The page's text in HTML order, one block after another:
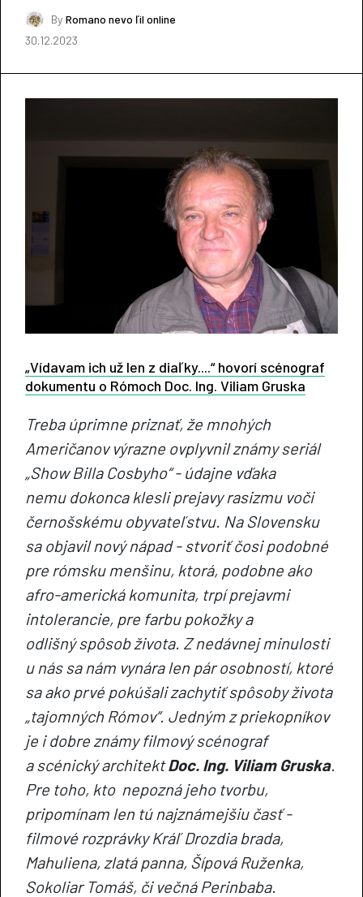
By Romano nevo ľil online
30.12.2023
„Vídavam ich už len z diaľky....“ hovorí scénograf
dokumentu o Rómoch Doc. Ing. Viliam Gruska
Treba úprimne priznať, že mnohých
Američanov výrazne ovplyvnil známy seriál
„Show Billa Cosbyho“ - údajne vďaka
nemu dokonca klesli prejavy rasizmu voči
černošskému obyvateľstvu. Na Slovensku
sa objavil nový nápad - stvoriť čosi podobné
pre rómsku menšinu, ktorá, podobne ako
afro-americká komunita, trpí prejavmi
intolerancie, pre farbu pokožky a
odlišný spôsob života. Z nedávnej minulosti
u nás sa nám vynára len pár osobností, ktoré
sa ako prvé pokúšali zachytiť spôsoby života
„tajomných Rómov“. Jedným z priekopníkov
je i dobre známy filmový scénograf
a scénický architektDoc. Ing. Viliam Gruska.
Pre toho, kto nepozná jeho tvorbu,
pripomínam len tú najznámejšiu časť -
filmové rozprávky Kráľ Drozdia brada,
Mahuliena, zlatá panna, Šípová Ruženka,
Sokoliar Tomáš, či večná Perinbaba.